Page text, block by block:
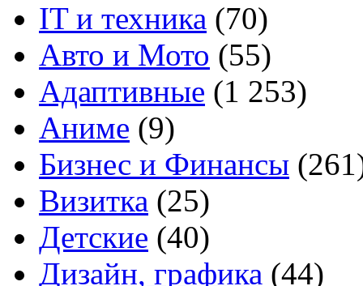
IT и техника (70)
Авто и Мото (55)
Адаптивные (1 253)
Аниме (9)
Бизнес и Финансы
Визитка (25)
Детские (40)
Дизайн, графика (44)